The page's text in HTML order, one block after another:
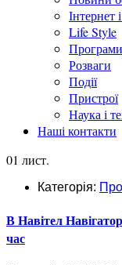
Інтернет
Life Style
Програми
Розваги
Події
Пристрої
Наука і
Наші контакти
01 лист.
Категорія:
В Навітел
час